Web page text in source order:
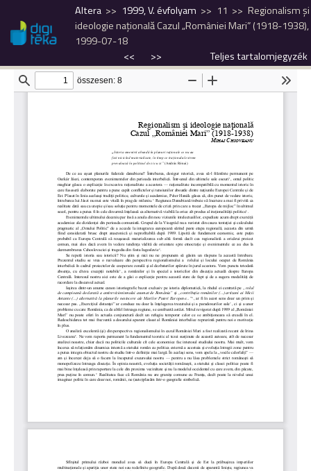
Altera 1999, V. évfolyam 11
Regionalism şi
ideologie naţională Cazul „României Mari” (1918-1938),
1999-07-18
<<
>> Teljes tartalomjegyzék